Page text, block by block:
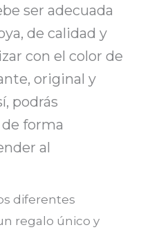
ser adecuada
de calidad y
con el color de
original y
podrás
forma
al
diferentes
regalo único y